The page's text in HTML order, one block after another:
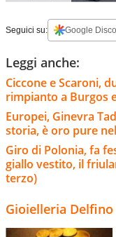
Seguici su: Google
Leggi anche:
Ciccone e Scaroni,
rimpianto a Burgos
Europei, Ginevra
storia, è oro pure
Giro di Polonia, fa
giallo vestito, il
terzo)
Gioielleria Delfino